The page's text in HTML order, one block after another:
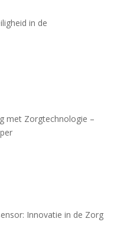
in de
met Zorgtechnologie –
Innovatie in de Zorg